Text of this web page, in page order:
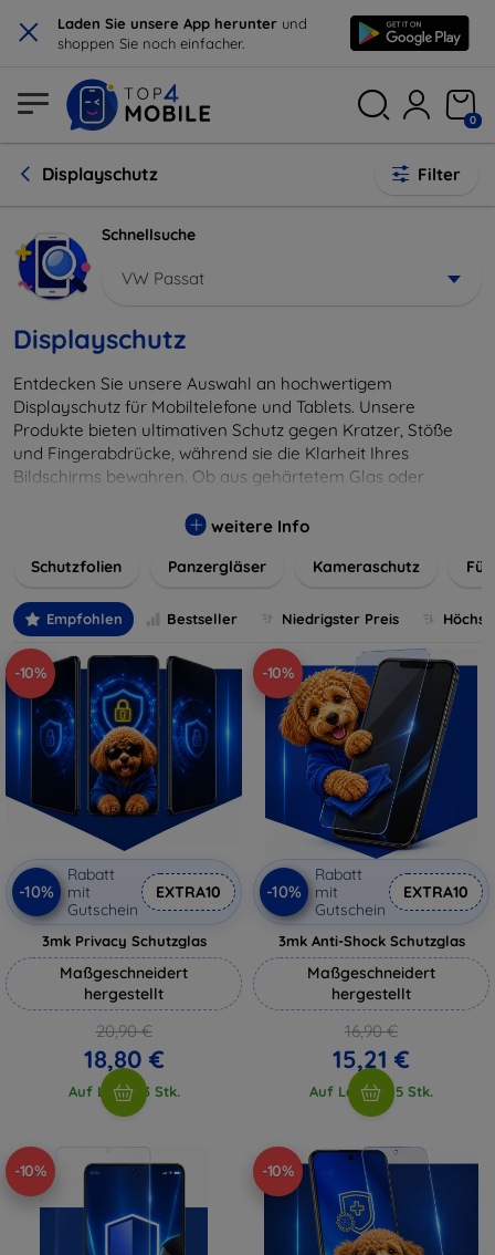
× Laden Sie unsere App herunter und
shoppen Sie noch einfacher.
0
Displayschutz Filter
Schnellsuche
VW Passat
Displayschutz
Entdecken Sie unsere Auswahl an hochwertigem
Displayschutz für Mobiltelefone und Tablets. Unsere
Produkte bieten ultimativen Schutz gegen Kratzer, Stöße
und Fingerabdrücke, während sie die Klarheit Ihres
Bildschirms bewahren. Ob aus gehärtetem Glas oder
installieren und passgenau für jedes Gerät, um eine
wertvolles Gerät mit unseren langlebigen und zuverlässigen
digitales Erlebnis.
weitere Info
Schutzfolien Panzergläser Kameraschutz
Empfohlen Bestseller Niedrigster Preis
-10%
-10%
Rabatt
mit
Gutschein
EXTRA10
3mk Privacy Schutzglas
Maßgeschneidert
hergestellt
20,90 €
18,80 €
Auf Lager 3 Stk.
-10%
-10%
Rabatt
mit
Gutschein
EXTRA10
3mk Anti-Shock Schutzglas
Maßgeschneidert
hergestellt
16,90 €
15,21 €
Auf Lager > 5 Stk.
-10% -10%